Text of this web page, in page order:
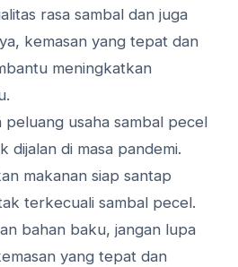
rasa sambal dan juga
kemasan yang tepat dan
meningkatkan
peluang usaha sambal pecel
dijalan di masa pandemi.
makanan siap santap
terkecuali sambal pecel.
bahan baku, jangan lupa
yang tepat dan